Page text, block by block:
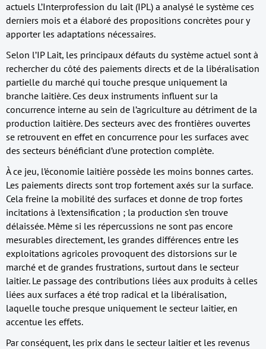
actuels L’Interprofession du lait (IPL) a analysé le système ces
derniers mois et a élaboré des propositions concrètes pour y
apporter les adaptations nécessaires.
Selon l’IP Lait, les principaux défauts du système actuel sont à
rechercher du côté des paiements directs et de la libéralisation
partielle du marché qui touche presque uniquement la
branche laitière. Ces deux instruments influent sur la
concurrence interne au sein de l’agriculture au détriment de la
production laitière. Des secteurs avec des frontières ouvertes
se retrouvent en effet en concurrence pour les surfaces avec
des secteurs bénéficiant d’une protection complète.
À ce jeu, l’économie laitière possède les moins bonnes cartes.
Les paiements directs sont trop fortement axés sur la surface.
Cela freine la mobilité des surfaces et donne de trop fortes
incitations à l’extensification ; la production s’en trouve
délaissée. Même si les répercussions ne sont pas encore
mesurables directement, les grandes différences entre les
exploitations agricoles provoquent des distorsions sur le
marché et de grandes frustrations, surtout dans le secteur
laitier. Le passage des contributions liées aux produits à celles
liées aux surfaces a été trop radical et la libéralisation,
laquelle touche presque uniquement le secteur laitier, en
accentue les effets.
Par conséquent, les prix dans le secteur laitier et les revenus